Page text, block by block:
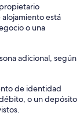
está
o una
adicional, según
de identidad
o un depósito